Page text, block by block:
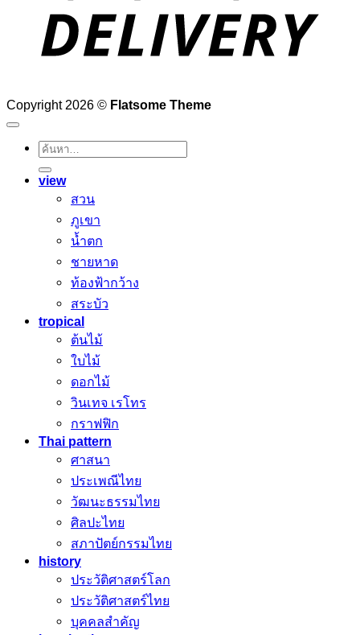
Copyright 2026 © Flatsome Theme
ค้นหา:
view
สวน
ภูเขา
น้ำตก
ชายหาด
ท้องฟ้ากว้าง
สระบัว
tropical
ต้นไม้
ใบไม้
ดอกไม้
วินเทจ เรโทร
กราฟฟิก
Thai pattern
ศาสนา
ประเพณีไทย
วัฒนะธรรมไทย
ศิลปะไทย
สภาปัตย์กรรมไทย
history
ประวัติศาสตร์โลก
ประวัติศาสตร์ไทย
บุคคลสำคัญ